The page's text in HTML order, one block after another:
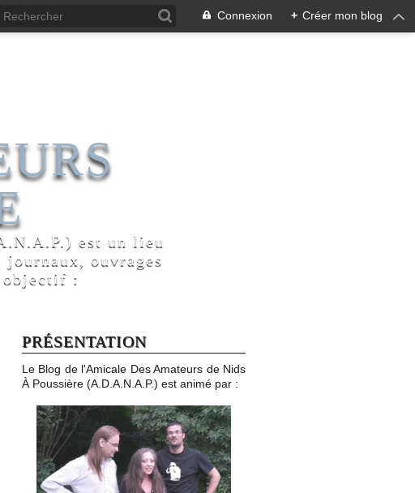
Connexion + Créer mon blog
est un lieu
ouvrages
objectif :
PRÉSENTATION
Le Blog de l'Amicale Des Amateurs de Nids
À Poussière (A.D.A.N.A.P.) est animé par :